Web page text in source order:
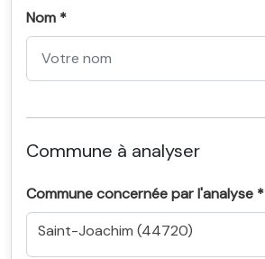
Nom *
Commune à analyser
Commune concernée par l'analyse *
Saint-Joachim (44720)